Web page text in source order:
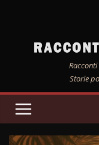
contenuto